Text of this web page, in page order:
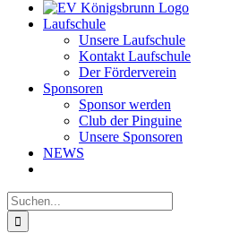
Laufschule
Unsere Laufschule
Kontakt Laufschule
Der Förderverein
Sponsoren
Sponsor werden
Club der Pinguine
Unsere Sponsoren
NEWS
Suche
nach: